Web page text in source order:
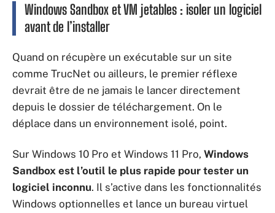
Windows Sandbox et VM jetables : isoler un logiciel
avant de l’installer
Quand on récupère un exécutable sur un site
comme TrucNet ou ailleurs, le premier réflexe
devrait être de ne jamais le lancer directement
depuis le dossier de téléchargement. On le
déplace dans un environnement isolé, point.
Sur Windows 10 Pro et Windows 11 Pro, Windows
Sandbox est l’outil le plus rapide pour tester un
logiciel inconnu. Il s’active dans les fonctionnalités
Windows optionnelles et lance un bureau virtuel